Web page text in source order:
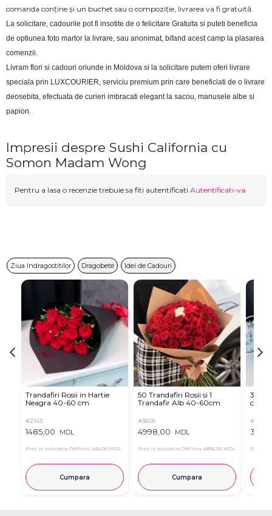
comanda conține și un buchet sau o compoziție, livrarea va fi gratuită.
La solicitare, cadourile pot fi insotite de o felicitare Gratuita si puteti beneficia
de optiunea foto martor la livrare, sau anonimat, bifand acest camp la plasarea
comenzii.
Livram flori si cadouri oriunde in Moldova si la solicitare putem oferi livrare
speciala prin LUXCOURIER, serviciu premium prin care beneficiati de o livrare
deosebita, efectuata de curieri imbracati elegant la sacou, manusele albe si
papion.
Impresii despre Sushi California cu
Somon Madam Wong
Pentru a lasa o recenzie trebuie sa fiti autentificati Autentificati-va
Ziua Indragostitilor Dragobete Idei de Cadouri
Trandafiri Rosii in Hartie
Neagra 40-60 cm
#2143
1485,00 MDL
Pret in aplicatia OkFlora 1455,00 MDL
Cumpara
50 Trandafiri Rosii si 1
Trandafir Alb 40-60cm
#3605
4998,00 MDL
Pret in aplicatia OkFlora 4896,00 MDL
Cumpara
35
cm
#2124
Pret in